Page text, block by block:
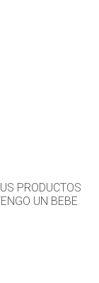
PRODUCTOS
UN BEBE